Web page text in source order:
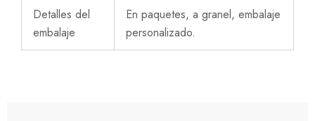
Detalles del
embalaje
En paquetes, a granel, embalaje
personalizado.